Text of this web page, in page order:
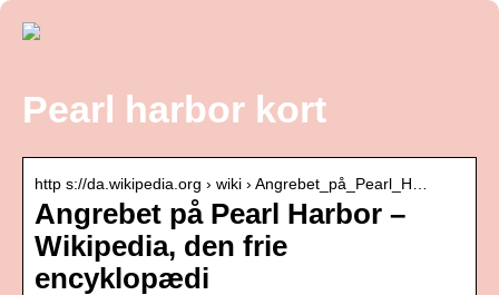
Pearl harbor kort
http s://da.wikipedia.org › wiki › Angrebet_på_Pearl_H…
Angrebet på Pearl Harbor –
Wikipedia, den frie
encyklopædi